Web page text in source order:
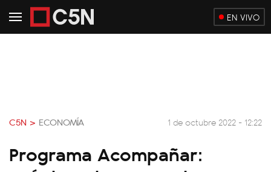
EN VIVO
C5N > ECONOMÍA 1 de octubre 2022 - 12:22
Programa Acompañar: